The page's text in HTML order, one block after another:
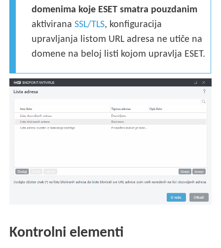
domenima koje ESET smatra pouzdanim
aktiviranaSSL/TLS, konfiguracija
upravljanja listom URL adresa ne utiče na
domene na beloj listi kojom upravlja ESET.
Kontrolni elementi